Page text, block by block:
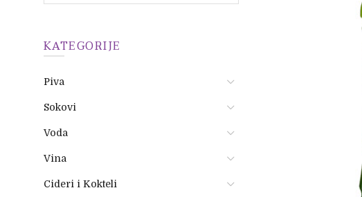
KATEGORIJE
Piva
Sokovi
Voda
Vina
Cideri i Kokteli